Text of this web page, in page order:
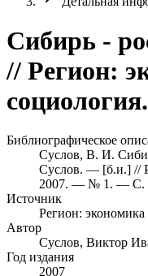
Сибирь -
// Регион:
Библиографическое
Суслов, В. И.
Суслов. — [б.и.] //
2007. — № 1. — С.
Источник
Регион:
Автор
Суслов, Виктор
Год издания
2007